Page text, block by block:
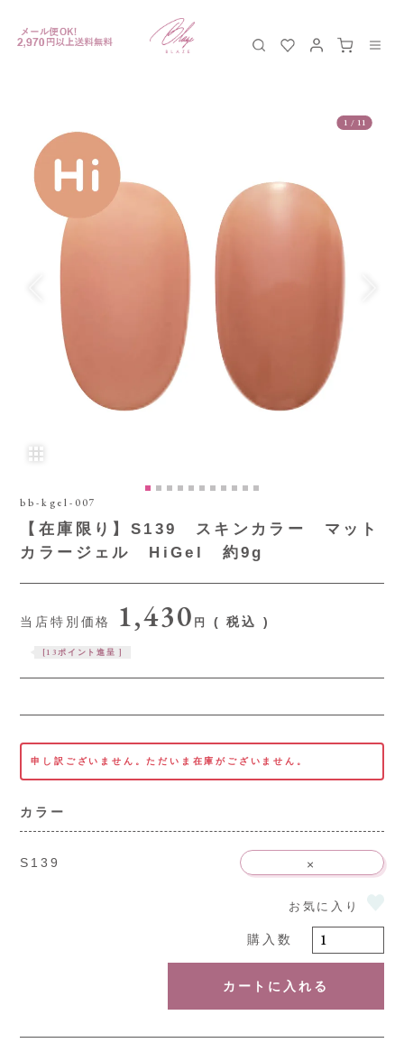
1 / 11
bb-kgel-007
【在庫限り】S139 スキンカラー マット
カラージェル HiGel 約9g
当店特別価格 1,430 税込
[13ポイント進呈 ]
申し訳ございません。ただいま在庫がございません。
カラー
S139 ×
カートに入れる